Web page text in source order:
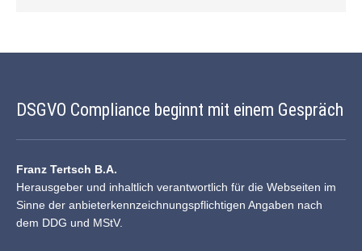
DSGVO Compliance beginnt mit einem Gespräch
Franz Tertsch B.A.
Herausgeber und inhaltlich verantwortlich für die Webseiten im
Sinne der anbieterkennzeichnungspflichtigen Angaben nach
dem DDG und MStV.